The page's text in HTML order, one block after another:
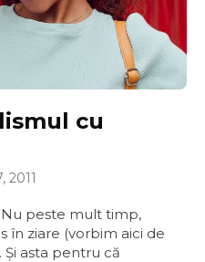
cu
2011
Nu peste mult timp,
în ziare (vorbim aici de
Şi asta pentru că